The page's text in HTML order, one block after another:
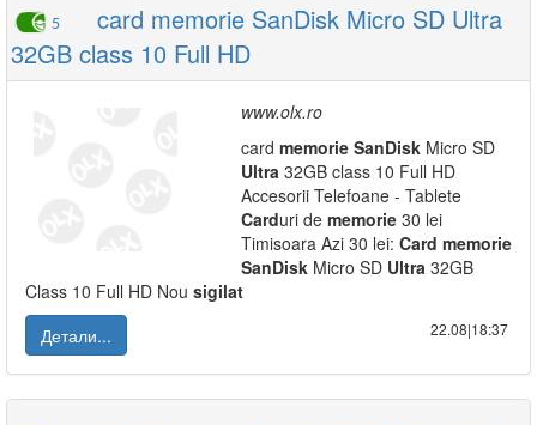
5
card memorie SanDisk Micro SD Ultra
32GB class 10 Full HD
www.olx.ro
card memorie SanDisk Micro SD
Ultra 32GB class 10 Full HD
Accesorii Telefoane - Tablete
Carduri de memorie 30 lei
Timisoara Azi 30 lei: Card memorie
SanDisk Micro SD Ultra 32GB
Class 10 Full HD Nou sigilat
Детали...
22.08|18:37